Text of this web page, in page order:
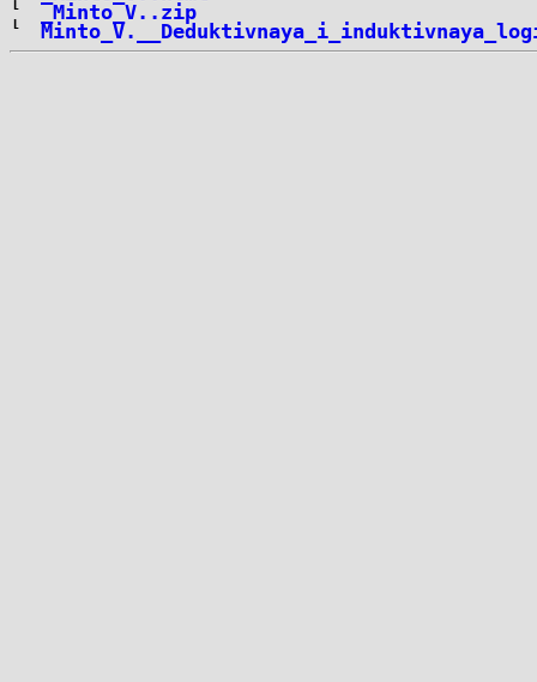
_Minto_V..zip